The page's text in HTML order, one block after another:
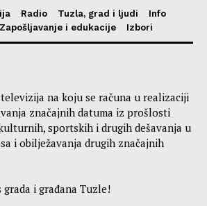
Radio Tuzla, grad i ljudi
Info
Zapošljavanje i edukacije Izbori
na koju se računa u realizaciji
značajnih datuma iz prošlosti
sportskih i drugih dešavanja u
i obilježavanja drugih značajnih
grada i građana Tuzle!